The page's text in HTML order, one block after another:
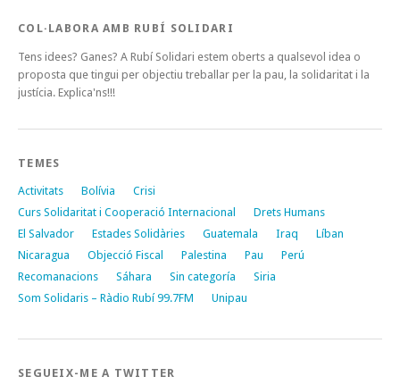
COL·LABORA AMB RUBÍ SOLIDARI
Tens idees? Ganes? A Rubí Solidari estem oberts a qualsevol idea o
proposta que tingui per objectiu treballar per la pau, la solidaritat i la
justícia. Explica'ns!!!
TEMES
Activitats Bolívia
Crisi
Curs Solidaritat i Cooperació Internacional
Drets Humans
El Salvador
Estades Solidàries Guatemala Iraq
Líban
Nicaragua
Objecció Fiscal Palestina Pau
Perú
Recomanacions
Sáhara Sin categoría
Siria
Som Solidaris – Ràdio Rubí 99.7FM
Unipau
SEGUEIX-ME A TWITTER